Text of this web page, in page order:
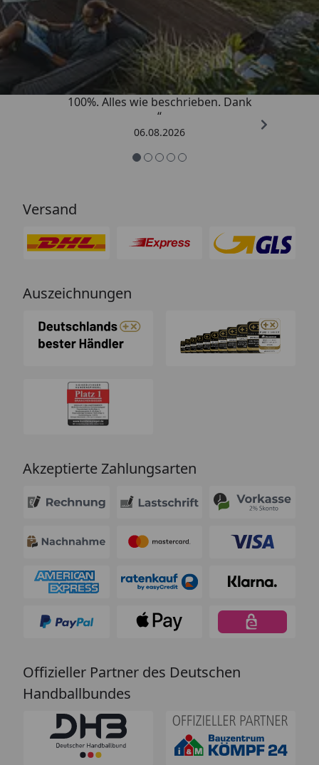
Trusted Shops
4,83/ 5
„Super schnell gelifert. Ware passt
100%. Alles wie beschrieben. Dank
“
06.08.2026
Versand
Auszeichnungen
Akzeptierte Zahlungsarten
Offizieller Partner des Deutschen
Handballbundes